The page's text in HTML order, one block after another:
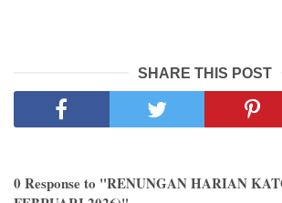
SHARE THIS POST
0 Response to "RENUNGAN HARIAN